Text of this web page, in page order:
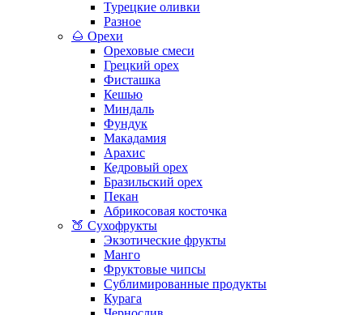
Турецкие оливки
Разное
🌰 Орехи
Ореховые смеси
Грецкий орех
Фисташка
Кешью
Миндаль
Фундук
Макадамия
Арахис
Кедровый орех
Бразильский орех
Пекан
Абрикосовая косточка
🍑 Сухофрукты
Экзотические фрукты
Манго
Фруктовые чипсы
Сублимированные продукты
Курага